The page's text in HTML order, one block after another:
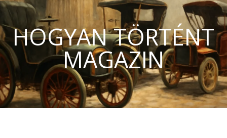
HOGYAN TÖRTÉNT
MAGAZIN